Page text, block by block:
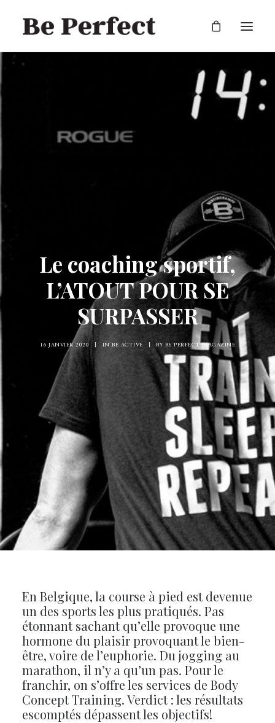
Le coaching sportif,
L’ATOUT POUR SE
SURPASSER
16 JANVIER 2020 | INBE ACTIVE | BYBE PERFECT MAGAZINE
En Belgique, la course à pied est devenue
un des sports les plus pratiqués. Pas
étonnant sachant qu’elle provoque une
hormone du plaisir provoquant le bien-
être, voire de l’euphorie. Du jogging au
marathon, il n’y a qu’un pas. Pour le
franchir, on s’offre les services de Body
Concept Training. Verdict : les résultats
escomptés dépassent les objectifs!